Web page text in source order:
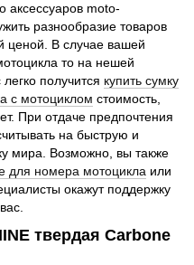
аксессуаров moto-
разнообразие товаров
ценой. В случае вашей
то на нешей
получится купить сумку
с мотоциклом стоимость,
При отдаче предпочтения
на быструю и
мира. Возможно, вы также
для номера мотоцикла или
окажут поддержку
твердая Carbone